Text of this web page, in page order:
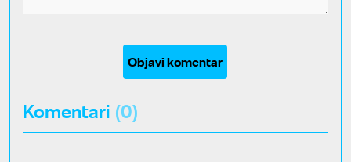
Objavi komentar
Komentari (0)